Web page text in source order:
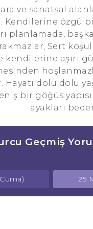
ve sanatsal
Kendilerine özgü
planlamada,
Sert
kendilerine
Hayatı dolu dolu
bir göğüs
ayakları
Geçmiş
25